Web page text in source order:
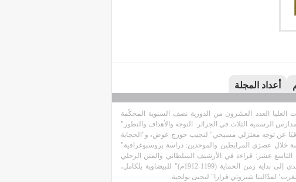
أعداد المجلة
العدد العشرون من الدورية نصف السنوية المحكّمة
الرسمية الثلاث في الجزائر: التوجه والأهداف والتطور"
عن توجه معتزلي مسيحي" لنجيب جورج عوض، و"الحجابة
عصرَي المرابطين والموحدين: دراسة بروسبوغرافية"
التاسع عشر: قراءة في الأرشيف السلطاني والمتن الرحلي
الأجنبي" لحسن امحرزي، و"بيمارستانات المغرب الأقصى: من العصر الموحدي إلى بداية زمن الحماية (1199-1912م)" للبيضاوية بلكامل،
لمدّالينا شيزوتي فرارا" ليحيى بولحية.